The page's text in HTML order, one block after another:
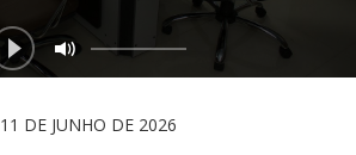
11 DE JUNHO DE 2026